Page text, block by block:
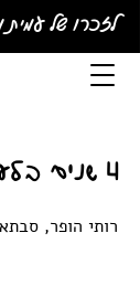
לזכרו של עמית
4 שנים בלעדיך
רותי הופר,